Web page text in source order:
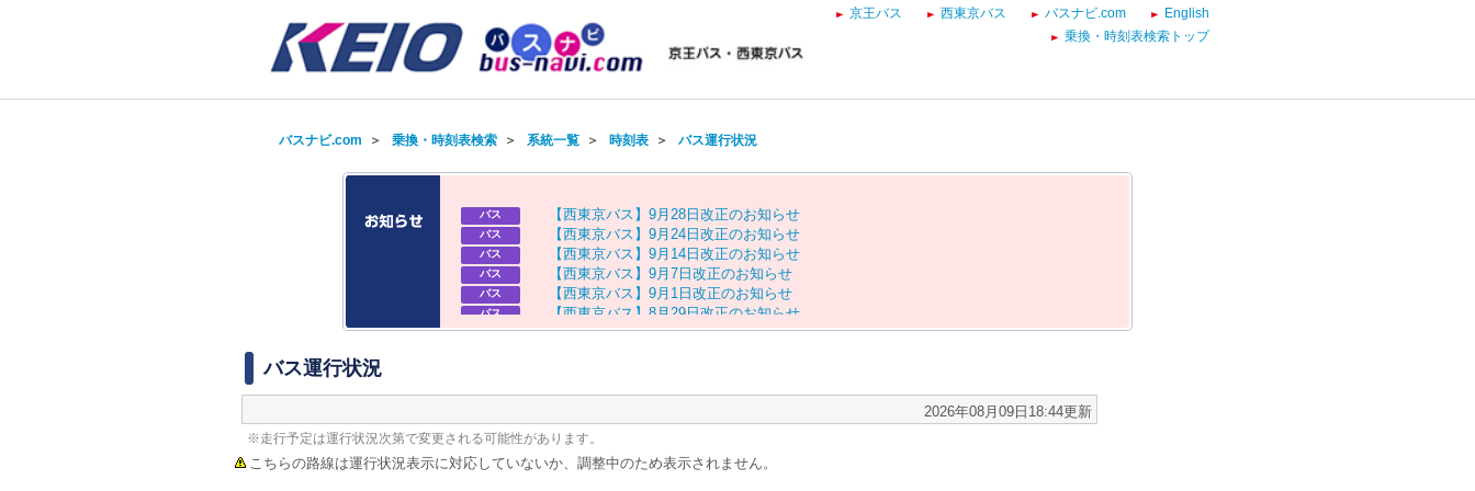
京王バス 西東京バス バスナビ.com
English
乗換・時刻表検索トップ
バスナビ.com ＞ 乗換・時刻表検索＞ 系統一覧＞ 時刻表＞ バス運行状況
バス 【西東京バス 】 9月 28 日 改正のお知 らせ
バス 【西東京バス 】 9月 24 日 改正のお知 らせ
バス 【西東京バス 】 9月 14 日 改正のお知 らせ
バス 【西東京バス 】 9月 7 日 改正のお知 らせ
バス 【西東京バス 】 9月 1 日 改正のお知 らせ
バス 【西東京バス 】 8 月 29日改正のお知 らせ
バス 【京王バス】お盆ダイヤのお知らせ
バス運行状況
2026年08月09日18:44更新
※走行予定は運行状況次第で変更される可能性があります。
こちらの路線は運行状況表示に対応していないか、調整中のため表示されません。